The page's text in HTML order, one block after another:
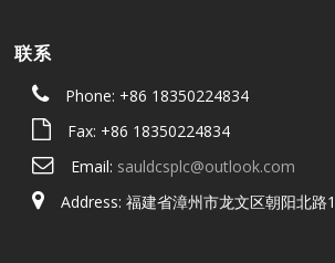
联系
Phone: +86 18350224834
Fax: +86 18350224834
Email: sauldcsplc@outlook.com
Address: 福建省漳州市龙文区朝阳北路